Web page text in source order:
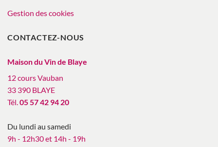
Gestion des cookies
CONTACTEZ-NOUS
Maison du Vin de Blaye
12 cours Vauban
33 390 BLAYE
Tél.05 57 42 94 20
Du lundi au samedi
9h - 12h30 et 14h - 19h